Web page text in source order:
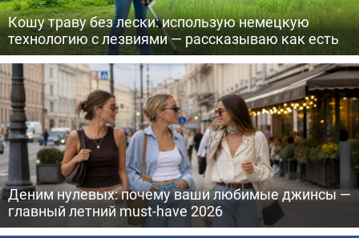
Кошу траву без лески: использую немецкую
технологию с лезвиями — рассказываю как есть
Деним нулевых: почему ваши любимые джинсы —
главный летний must-have 2026